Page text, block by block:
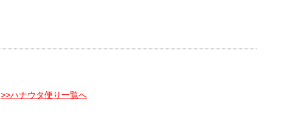
>>ハナウタ便り一覧へ